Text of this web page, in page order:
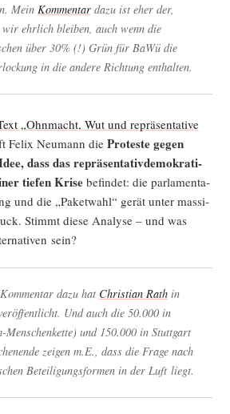
Mein Kom­men­tardazu ist eher der,
ehr­lich blei­ben, auch wenn die
über 30% (!) Grün für BaWü die
in die ande­re Rich­tung enthalten.
„Ohn­macht, Wut und reprä­sen­ta­ti­ve
Felix Neu­mann die Pro­tes­te gegen
dass das reprä­sen­ta­tiv­de­mo­kra­ti­
tie­fen Kri­sebefin­det: die par­la­men­ta­
und die „Paket­wahl“ gerät unter mas­si­
Stimmt die­se Ana­ly­se – und was
sein?
dazu hat Chris­ti­an Rathin
Und auch die 50.000 in
und 150.000 in Stutt­gart
zei­gen m.E., dass die Fra­ge nach
Betei­li­gungs­for­men in der Luft liegt.